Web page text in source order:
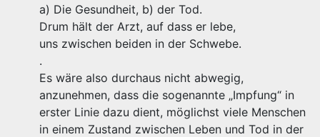
a) Die Gesundheit, b) der Tod.
Drum hält der Arzt, auf dass er lebe,
uns zwischen beiden in der Schwebe.
.
Es wäre also durchaus nicht abwegig,
anzunehmen, dass die sogenannte „Impfung“ in
erster Linie dazu dient, möglichst viele Menschen
in einem Zustand zwischen Leben und Tod in der